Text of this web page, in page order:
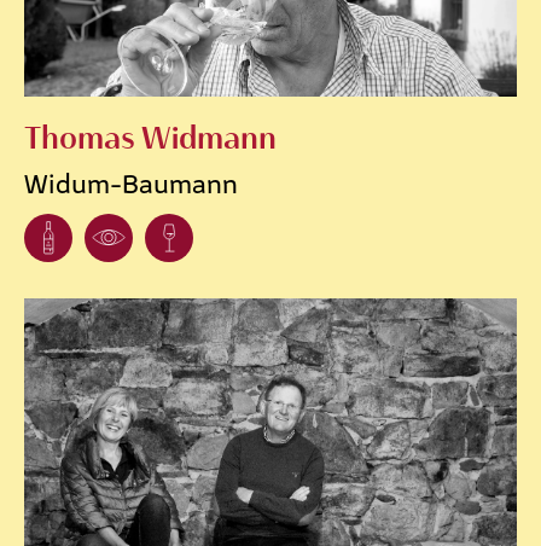
Thomas Widmann
Widum-Baumann